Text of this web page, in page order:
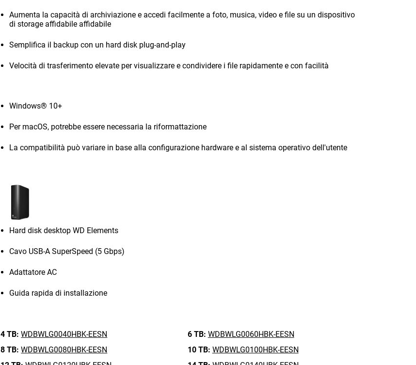
Aumenta la capacità di archiviazione e accedi facilmente a foto, musica, video e file su un dispositivo
di storage affidabile affidabile
Semplifica il backup con un hard disk plug-and-play
Velocità di trasferimento elevate per visualizzare e condividere i file rapidamente e con facilità
Windows® 10+
Per macOS, potrebbe essere necessaria la riformattazione
La compatibilità può variare in base alla configurazione hardware e al sistema operativo dell'utente
Hard disk desktop WD Elements
Cavo USB-A SuperSpeed (5 Gbps)
Adattatore AC
Guida rapida di installazione
4 TB: WDBWLG0040HBK-EESN 6 TB: WDBWLG0060HBK-EESN
8 TB: WDBWLG0080HBK-EESN 10 TB: WDBWLG0100HBK-EESN